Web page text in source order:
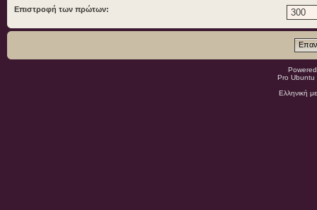
Επιστροφή των πρώτων:
Pro
Ελληνική